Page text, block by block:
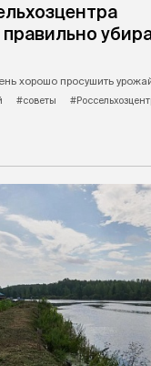
правильно
хорошо просушить
#советы